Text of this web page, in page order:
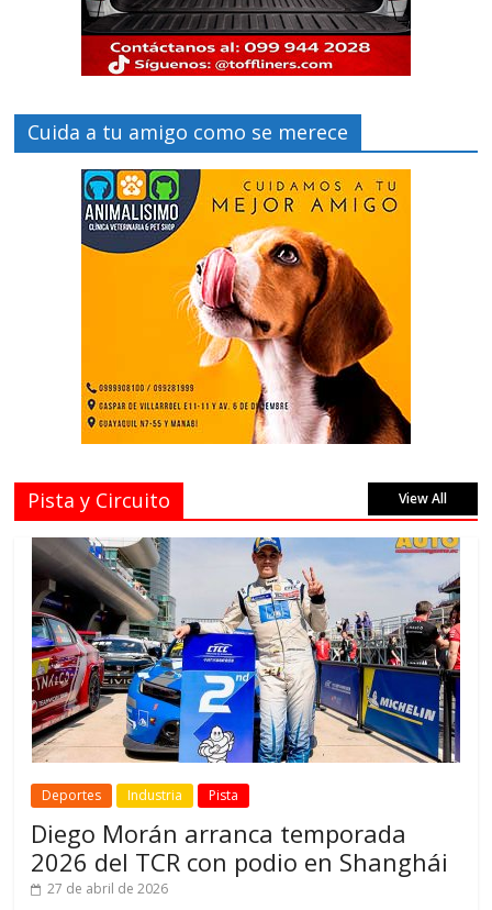
Cuida a tu amigo como se merece
Pista y Circuito View All
Deportes Industria Pista
Diego Morán arranca temporada
2026 del TCR con podio en Shanghái
27 de abril de 2026